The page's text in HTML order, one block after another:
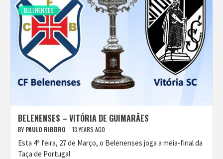
BELENENSES
BELENENSES – VITÓRIA DE GUIMARÃES
BY PAULO RIBEIRO 13 YEARS AGO
Esta 4ª feira, 27 de Março, o Belenenses joga a meia-final da
Taça de Portugal